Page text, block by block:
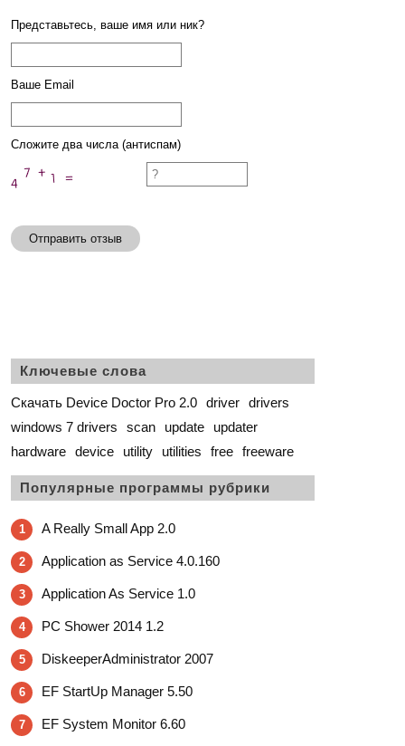
Представьтесь, ваше имя или ник?
Ваше Email
Сложите два числа (антиспам)
Отправить отзыв
Ключевые слова
Скачать Device Doctor Pro 2.0 driver drivers
windows 7 drivers
scan update
updater
hardware device utility utilities free freeware
Популярные программы рубрики
1 A Really Small App 2.0
2 Application as Service 4.0.160
3 Application As Service 1.0
4 PC Shower 2014 1.2
5 DiskeeperAdministrator 2007
6 EF StartUp Manager 5.50
7 EF System Monitor 6.60